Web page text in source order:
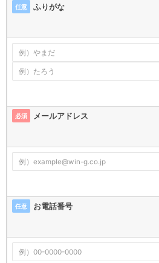
任意 ふりがな
必須 メールアドレス
任意 お電話番号